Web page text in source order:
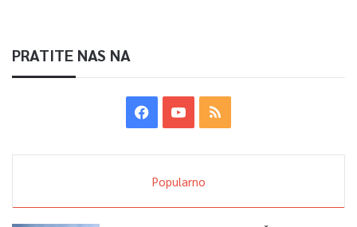
PRATITE NAS NA
Popularno